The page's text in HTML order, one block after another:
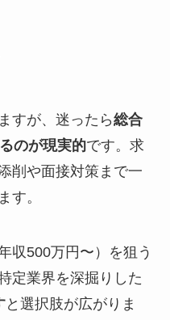
すが、迷ったら総合
のが現実的です。求
削や面接対策まで一
す。
収500万円〜）を狙う
定業界を深掘りした
と選択肢が広がりま